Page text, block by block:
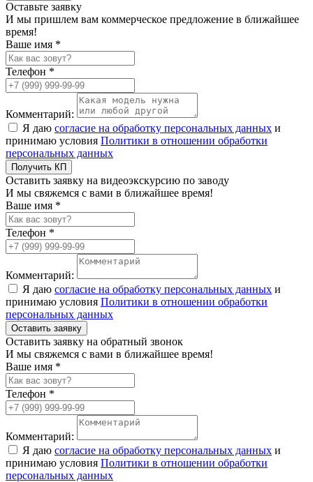
Оставьте заявку
И мы пришлем вам коммерческое предложение в ближайшее
время!
Ваше имя *
Телефон *
Комментарий:
Я даю согласие на обработку персональных данных и
принимаю условия Политики в отношении обработки
персональных данных
Получить КП
Оставить заявку на видеоэкскурсию по заводу
И мы свяжемся с вами в ближайшее время!
Ваше имя *
Телефон *
Комментарий:
Я даю согласие на обработку персональных данных и
принимаю условия Политики в отношении обработки
персональных данных
Оставить заявку
Оставить заявку на обратный звонок
И мы свяжемся с вами в ближайшее время!
Ваше имя *
Телефон *
Комментарий:
Я даю согласие на обработку персональных данных и
принимаю условия Политики в отношении обработки
персональных данных